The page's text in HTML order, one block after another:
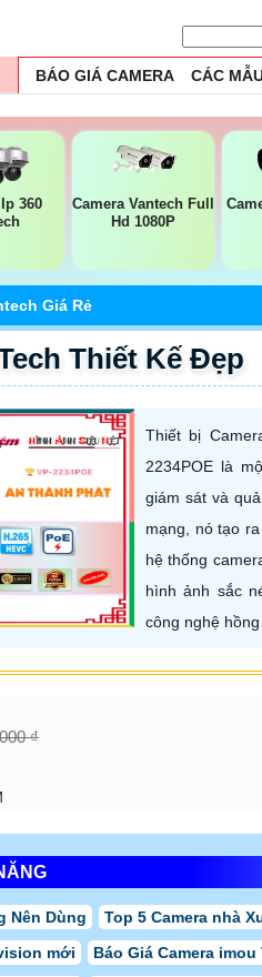
BÁO GIÁ CAMERA CÁC
360
Camera Vantech Full
Hd 1080P
Giá Rẻ
Thiết Kế Đẹp
Thiết bị
2234POE là
giám sát và
mạng, nó tạo
hệ thống
hình ảnh sắc
công nghệ
₫
Nên Dùng
Top 5 Camera nhà
mới
Báo Giá Camera imou